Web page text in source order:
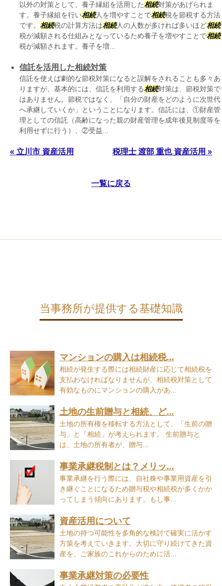
以外の対策として、養子縁組を活用した相続対策があげられま
す。養子縁組を行い相続人を増やすことで相続税を節税する方法
です。相続税の計算方法は相続人の人数が多ければ多いほど相続
税が減額される仕組みとなっているため養子を増やすことで相続
税が減額されます。養子を増...
信託を活用した相続対策
信託を使えば劇的な節税対策になると誤解をされることも多々あ
りますが、基本的には、信託を利用する相続対策は、節税対策で
はありません。節税ではなく、「自分の財産をどのように次世代
へ承継していくか」ということになります。信託には、①財産管
理としての信託（高齢になった親の財産管理を成年後見制度等を
利用せずに行う）、②受益...
« 立川市 資産活用 税理士 渡部 重也 資産活用 »
一覧に戻る
当事務所が提供する基礎知識
マンションの購入は相続税...
相続が発生する際には相続財産に応じて相続税を
支払わなければなりませんが、相続税対策として
有効なものにマンションの購入があ...
土地の生前贈与と相続、ど...
土地の所有権を移転する方法として、「生前の贈
与」と「相続」が考えられます。 生前贈与と
は、土地の所有者が、贈与...
事業承継税制とは？メリッ...
事業承継を行う際には、自社株や事業用資産を引
き継ぐことになるため贈与税や相続税が多くかか
ってしまう傾向にあります。もし事...
資産活用について
土地の持つ可能性を多角的な検討で確実に活かす
方策を考えていきます。大切に守り続けてきた資
産を、ご家族のこれからのために活...
事業承継対策の必要性